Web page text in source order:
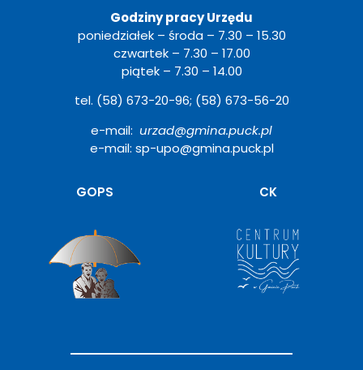
Godziny pracy Urzędu
poniedziałek – środa – 7.30 – 15.30
czwartek – 7.30 – 17.00
piątek – 7.30 – 14.00
tel. (58) 673-20-96; (58) 673-56-20
e-mail: urzad@gmina.puck.pl
e-mail: sp-upo@gmina.puck.pl
GOPS CK